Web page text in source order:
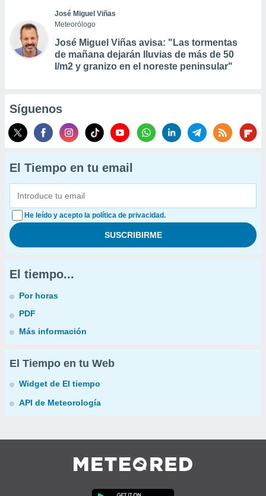
José Miguel Viñas
Meteorólogo
José Miguel Viñas avisa: "Las tormentas
de mañana dejarán lluvias de más de 50
l/m2 y granizo en el noreste peninsular"
Síguenos
El Tiempo en tu email
He leído y acepto la política de privacidad.
El tiempo...
Por horas
PDF
Más información
El Tiempo en tu Web
Widget de El tiempo
API de Meteorología